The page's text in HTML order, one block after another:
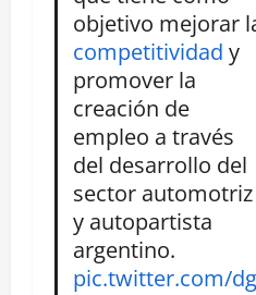
objetivo mejorar
competitividad y
promover la
creación de
empleo a través
del desarrollo del
sector automotriz
y autopartista
argentino.
pic.twitter.com/